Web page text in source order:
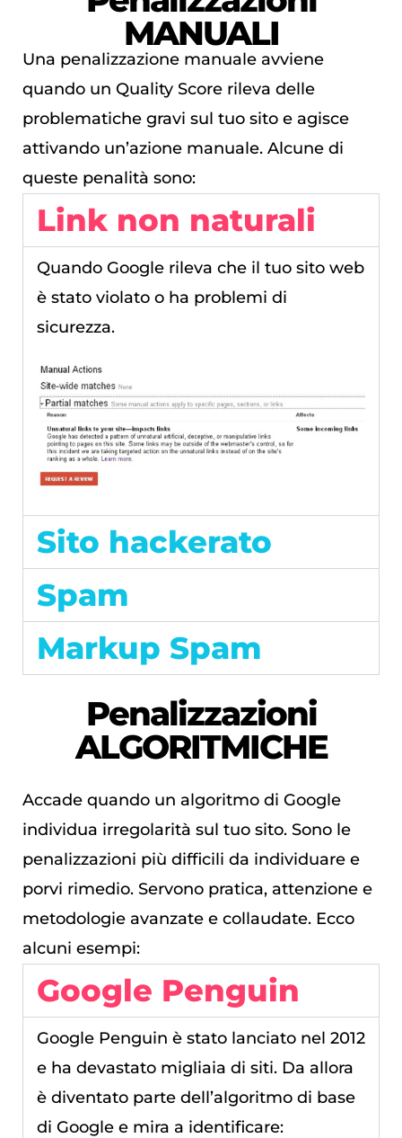
MANUALI
Una penalizzazione manuale avviene
quando un Quality Score rileva delle
problematiche gravi sul tuo sito e agisce
attivando un’azione manuale. Alcune di
queste penalità sono:
Link non naturali
Quando Google rileva che il tuo sito web
è stato violato o ha problemi di
sicurezza.
Sito hackerato
Spam
Markup Spam
Penalizzazioni
ALGORITMICHE
Accade quando un algoritmo di Google
individua irregolarità sul tuo sito. Sono le
penalizzazioni più difficili da individuare e
porvi rimedio. Servono pratica, attenzione e
metodologie avanzate e collaudate. Ecco
alcuni esempi:
Google Penguin
Google Penguin è stato lanciato nel 2012
e ha devastato migliaia di siti. Da allora
è diventato parte dell’algoritmo di base
di Google e mira a identificare: